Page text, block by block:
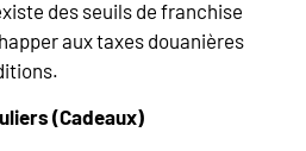
des seuils de franchise
aux taxes douanières
(Cadeaux)